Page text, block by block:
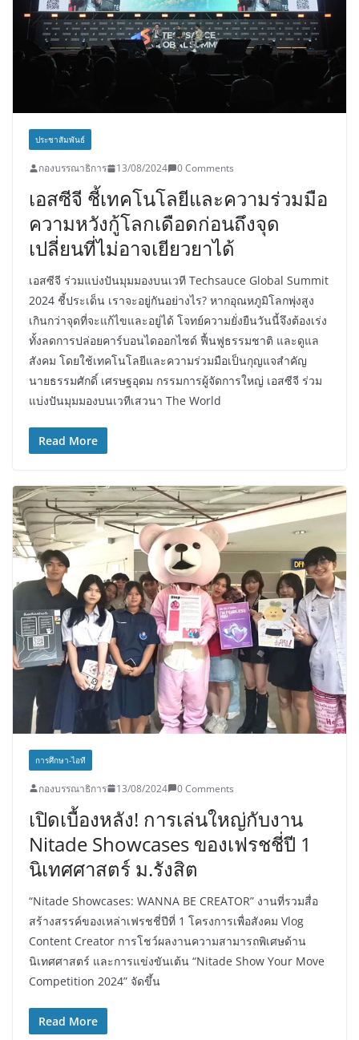
ประชาสัมพันธ์
กองบรรณาธิการ 13/08/2024 0 Comments
เอสซีจี ชี้เทคโนโลยีและความร่วมมือ
ความหวังกู้โลกเดือดก่อนถึงจุด
เปลี่ยนที่ไม่อาจเยียวยาได้
เอสซีจี ร่วมแบ่งปันมุมมองบนเวที Techsauce Global Summit
2024 ชี้ประเด็น เราจะอยู่กันอย่างไร? หากอุณหภูมิโลกพุ่งสูง
เกินกว่าจุดที่จะแก้ไขและอยู่ได้ โจทย์ความยั่งยืนวันนี้จึงต้องเร่ง
ทั้งลดการปล่อยคาร์บอนไดออกไซด์ ฟื้นฟูธรรมชาติ และดูแล
สังคม โดยใช้เทคโนโลยีและความร่วมมือเป็นกุญแจสำคัญ
นายธรรมศักดิ์ เศรษฐอุดม กรรมการผู้จัดการใหญ่ เอสซีจี ร่วม
แบ่งปันมุมมองบนเวทีเสวนา The World
Read More
การศึกษา-ไอที
กองบรรณาธิการ 13/08/2024 0 Comments
เปิดเบื้องหลัง! การเล่นใหญ่กับงาน
Nitade Showcases ของเฟรชชี่ปี 1
นิเทศศาสตร์ ม.รังสิต
“Nitade Showcases: WANNA BE CREATOR” งานที่รวมสื่อ
สร้างสรรค์ของเหล่าเฟรชชี่ปีที่ 1 โครงการเพื่อสังคม Vlog
Content Creator การโชว์ผลงานความสามารถพิเศษด้าน
นิเทศศาสตร์ และการแข่งขันเต้น “Nitade Show Your Move
Competition 2024” จัดขึ้น
Read More